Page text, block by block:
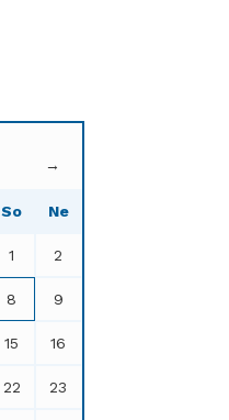
→
So Ne
1 2
8 9
15 16
22 23